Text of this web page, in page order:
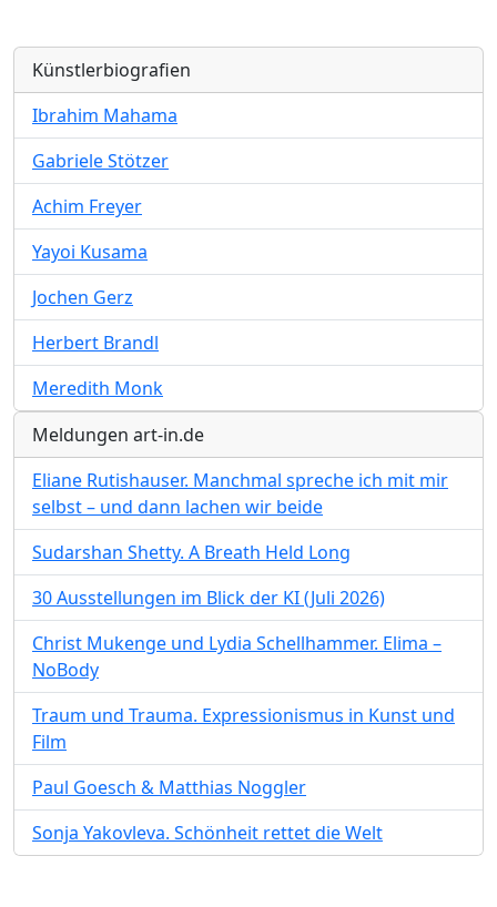
Künstlerbiografien
Ibrahim Mahama
Gabriele Stötzer
Achim Freyer
Yayoi Kusama
Jochen Gerz
Herbert Brandl
Meredith Monk
Meldungen art-in.de
Eliane Rutishauser. Manchmal spreche ich mit mir
selbst – und dann lachen wir beide
Sudarshan Shetty. A Breath Held Long
30 Ausstellungen im Blick der KI (Juli 2026)
Christ Mukenge und Lydia Schellhammer. Elima –
NoBody
Traum und Trauma. Expressionismus in Kunst und
Film
Paul Goesch & Matthias Noggler
Sonja Yakovleva. Schönheit rettet die Welt